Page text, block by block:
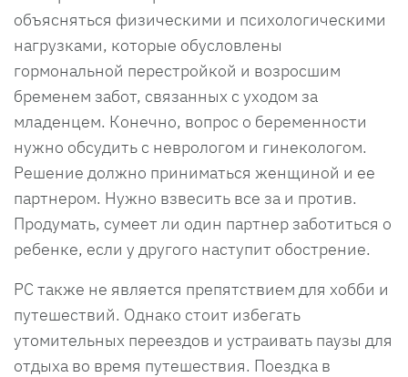
объясняться физическими и психологическими
нагрузками, которые обусловлены
гормональной перестройкой и возросшим
бременем забот, связанных с уходом за
младенцем. Конечно, вопрос о беременности
нужно обсудить с неврологом и гинекологом.
Решение должно приниматься женщиной и ее
партнером. Нужно взвесить все за и против.
Продумать, сумеет ли один партнер заботиться о
ребенке, если у другого наступит обострение.
РС также не является препятствием для хобби и
путешествий. Однако стоит избегать
утомительных переездов и устраивать паузы для
отдыха во время путешествия. Поездка в